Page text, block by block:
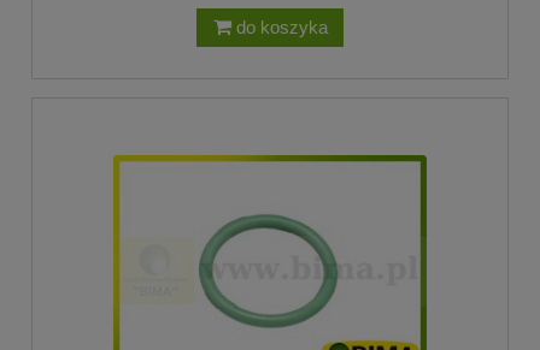
do koszyka